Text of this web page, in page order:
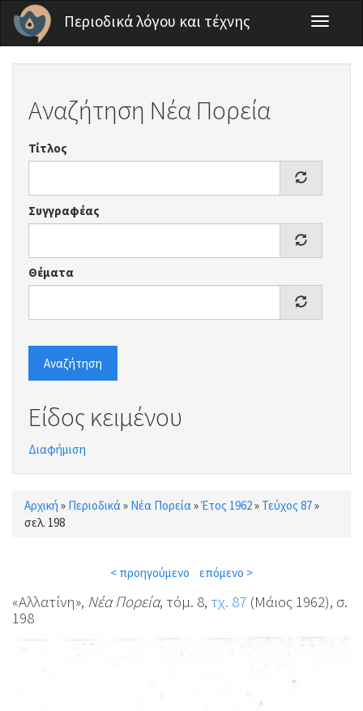
Παράκαμψη προς το κυρίως περιεχόμενο
Περιοδικά λόγου και τέχνης
Toggle
Αναζήτηση Νέα Πορεία
Τίτλος
Συγγραφέας
Θέματα
Αναζήτηση
Είδος κειμένου
Διαφήμιση
Είστε εδώ
Αρχική » Περιοδικά » Νέα Πορεία »Έτος 1962» Τεύχος 87»
σελ. 198
< προηγούμενο επόμενο >
«Αλλατίνη», Νέα Πορεία, τόμ. 8, τχ. 87 (Μάιος 1962), σ.
198